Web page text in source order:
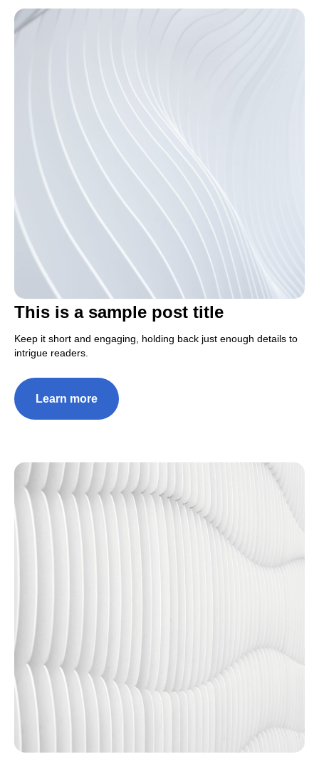
This is a sample post title
Keep it short and engaging, holding back just enough details to
intrigue readers.
Learn more